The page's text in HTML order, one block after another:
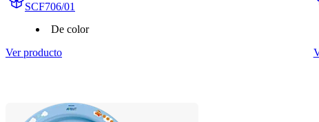
SCF706/01
De color
Ver producto